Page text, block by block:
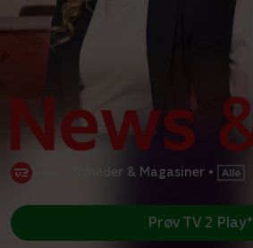
Nyheder & Magasiner •
Prøv TV 2 Play*